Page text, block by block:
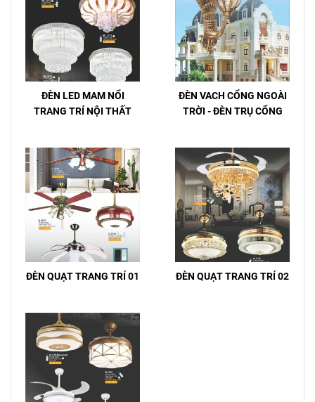
ĐÈN LED MAM NỔI
TRANG TRÍ NỘI THẤT
ĐÈN VACH CỔNG NGOÀI
TRỜI - ĐÈN TRỤ CỔNG
ĐÈN QUẠT TRANG TRÍ 01 ĐÈN QUẠT TRANG TRÍ 02